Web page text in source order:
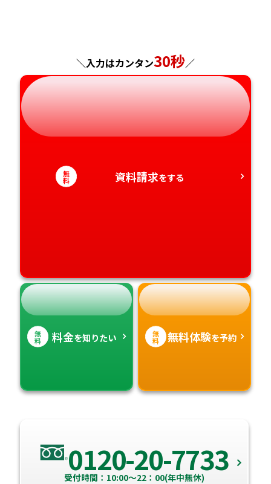
岐阜県
静岡県
奈良県
和歌山県
山口県
徳島県
愛媛県
熊本県
大分県
鹿児島県
＼入力はカンタン30秒／
無
料 資料請求をする
無
料 料金を知りたい 無
料 無料体験を予約
0120-20-7733
受付時間：10:00～22：00(年中無休)